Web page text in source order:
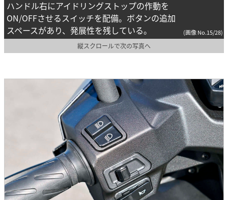
ハンドル右にアイドリングストップの作動を
ON/OFFさせるスイッチを配備。ボタンの追加
スペースがあり、発展性を残している。
(画像 No.15/28)
縦スクロールで次の写真へ